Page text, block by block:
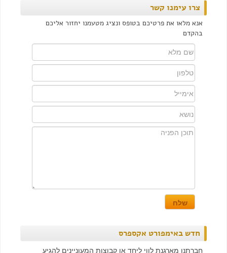
צרו עימנו קשר
אנא מלאו את פרטיכם בטופס ונציג מטעמנו יחזור אליכם
בהקדם
חדש באימפורט אקספרס
חברתנו מארגנת לווי ליחד או קבוצות המעוניינים להגיע